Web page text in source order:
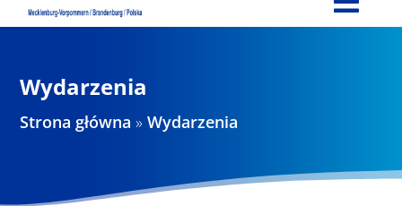
Projekty
Wydarzenia
Strona główna »Wydarzenia